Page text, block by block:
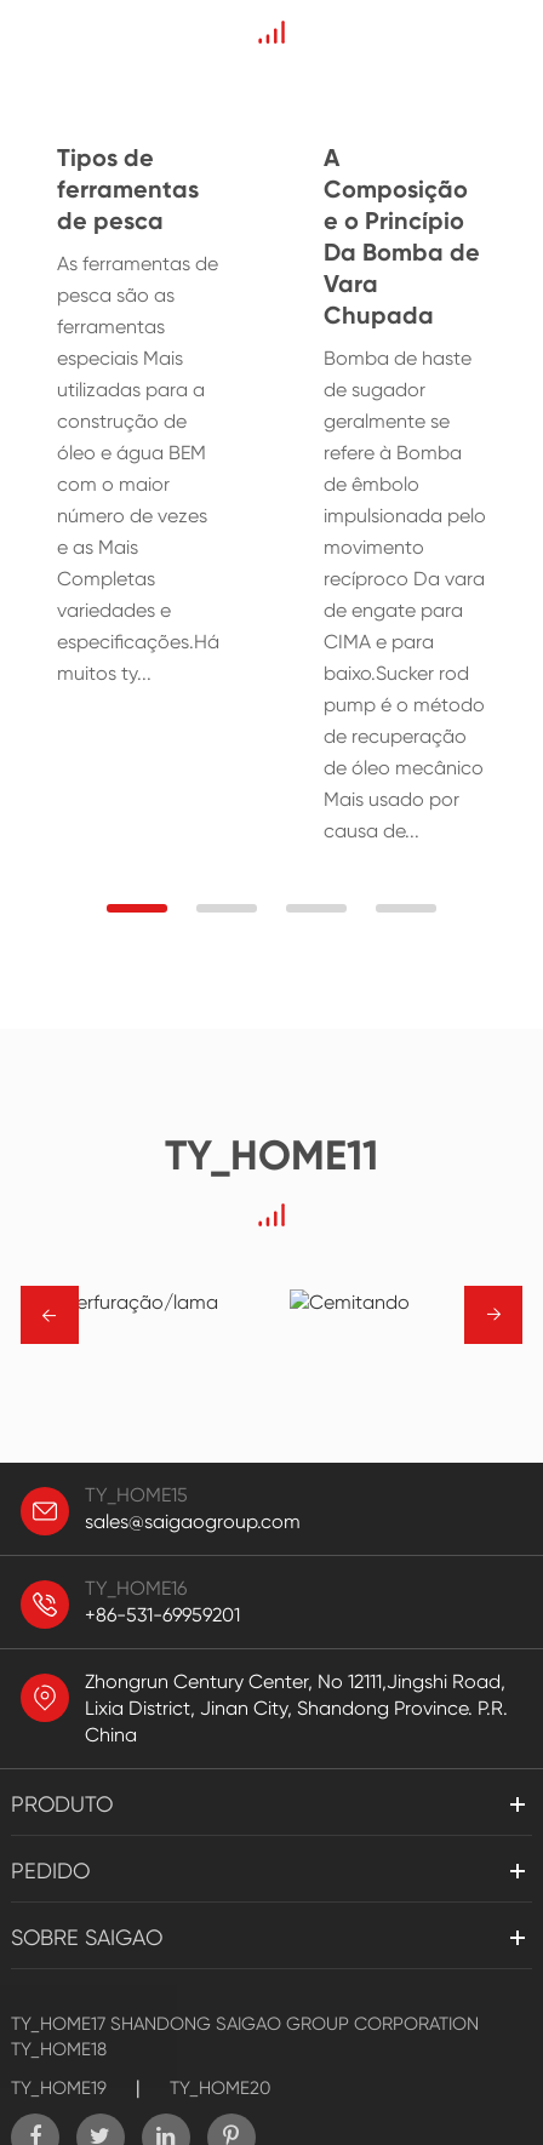
Tipos de
ferramentas
de pesca
As ferramentas de
pesca são as
ferramentas
especiais Mais
utilizadas para a
construção de
óleo e água BEM
com o maior
número de vezes
e as Mais
Completas
variedades e
especificações.Há
muitos ty...
A
Composição
e o Princípio
Da Bomba de
Vara
Chupada
Bomba de haste
de sugador
geralmente se
refere à Bomba
de êmbolo
impulsionada pelo
movimento
recíproco Da vara
de engate para
CIMA e para
baixo.Sucker rod
pump é o método
de recuperação
de óleo mecânico
Mais usado por
causa de...
TY_HOME11
→ →
TY_HOME15
sales@saigaogroup.com
TY_HOME16
+86-531-69959201
Zhongrun Century Center, No 12111,Jingshi Road,
Lixia District, Jinan City, Shandong Province. P.R.
China
PRODUTO
PEDIDO
SOBRE SAIGAO
TY_HOME17 SHANDONG SAIGAO GROUP CORPORATION
TY_HOME18
TY_HOME19
| TY_HOME20